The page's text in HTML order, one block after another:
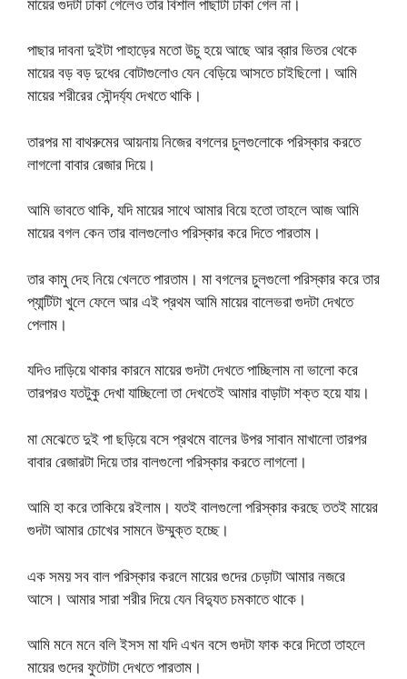
পাছার দাবনা দুইটা পাহাড়ের মতো উচু হয়ে আছে আর ব্রার ভিতর থেকে
মায়ের বড় বড় দুধের বোটাগুলোও যেন বেড়িয়ে আসতে চাইছিলো। আমি
মায়ের শরীরের সৌন্দর্য্য দেখতে থাকি।
তারপর মা বাথরুমের আয়নায় নিজের বগলের চুলগুলোকে পরিস্কার করতে
লাগলো বাবার রেজার দিয়ে।
আমি ভাবতে থাকি, যদি মায়ের সাথে আমার বিয়ে হতো তাহলে আজ আমি
মায়ের বগল কেন তার বালগুলোও পরিস্কার করে দিতে পারতাম।
তার কামু দেহ নিয়ে খেলতে পারতাম। মা বগলের চুলগুলো পরিস্কার করে তার
প্যান্টিটা খুলে ফেলে আর এই প্রথম আমি মায়ের বালেভরা গুদটা দেখতে
পেলাম।
যদিও দাড়িয়ে থাকার কারনে মায়ের গুদটা দেখতে পাচ্ছিলাম না ভালো করে
তারপরও যতটুকু দেখা যাচ্ছিলো তা দেখতেই আমার বাড়াটা শক্ত হয়ে যায়।
মা মেঝেতে দুই পা ছড়িয়ে বসে প্রথমে বালের উপর সাবান মাখালো তারপর
বাবার রেজারটা দিয়ে তার বালগুলো পরিস্কার করতে লাগলো।
আমি হা করে তাকিয়ে রইলাম। যতই বালগুলো পরিস্কার করছে ততই মায়ের
গুদটা আমার চোখের সামনে উম্মুক্ত হচ্ছে।
এক সময় সব বাল পরিস্কার করলে মায়ের গুদের চেড়াটা আমার নজরে
আসে। আমার সারা শরীর দিয়ে যেন বিদ্যুত চমকাতে থাকে।
আমি মনে মনে বলি ইসস মা যদি এখন বসে গুদটা ফাক করে দিতো তাহলে
মায়ের গুদের ফুটোটা দেখতে পারতাম।